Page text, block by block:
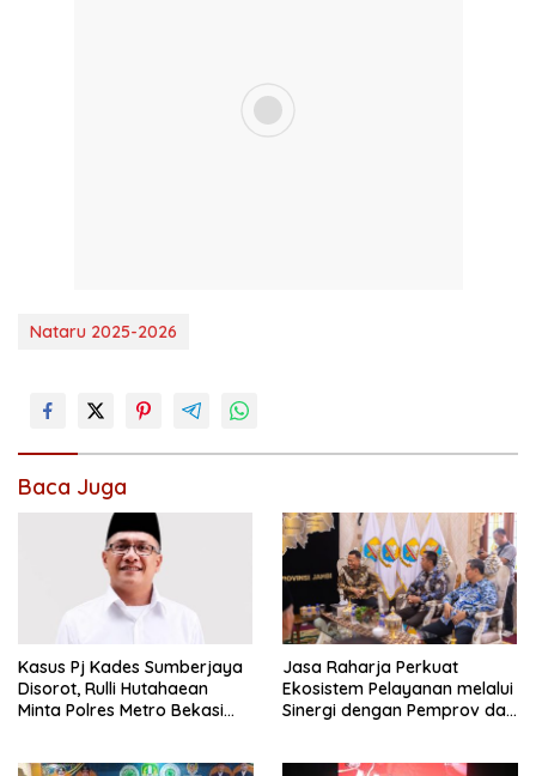
Nataru 2025-2026
Baca Juga
Kasus Pj Kades Sumberjaya
Disorot, Rulli Hutahaean
Minta Polres Metro Bekasi
Jasa Raharja Perkuat
Ekosistem Pelayanan melalui
Sinergi dengan Pemprov dan